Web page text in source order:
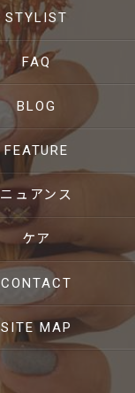
STYLIST
FAQ
BLOG
FEATURE
ニュアンス
ケア
CONTACT
SITE MAP